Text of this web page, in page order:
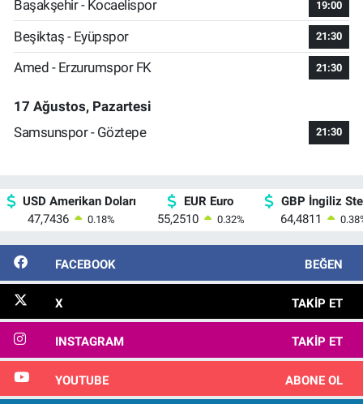
Başakşehir - Kocaelispor
19:00
Beşiktaş - Eyüpspor 21:30
Amed - Erzurumspor FK 21:30
17 Ağustos, Pazartesi
Samsunspor - Göztepe
21:30
USD Amerikan Doları
47,7436
0.18%
EUR Euro
55,2510
0.32%
GBP İngiliz
64,4811
0.38
FACEBOOK BEĞEN
X TAKIP ET
INSTAGRAM TAKIP ET
YOUTUBE ABONE OL